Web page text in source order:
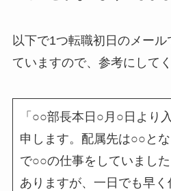
以下で1つ転職初日のメー
ていますので、参考にして
「○○部長本日○月○日より
申します。配属先は○○と
で○○の仕事をしていまし
ありますが、一日でも早